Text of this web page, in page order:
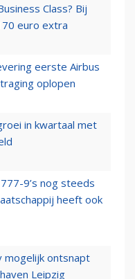
Class? Bij
euro extra
eerste Airbus
oplopen
in kwartaal met
9’s nog steeds
heeft ook
mogelijk ontsnapt
Leipzig